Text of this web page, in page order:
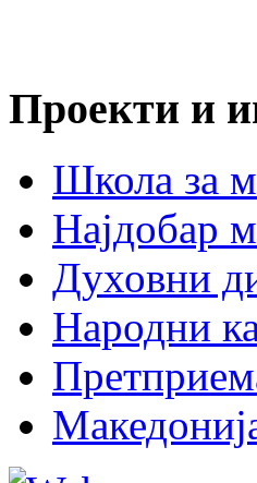
Проекти и
Школа за
Најдобар
Духовни
Народни